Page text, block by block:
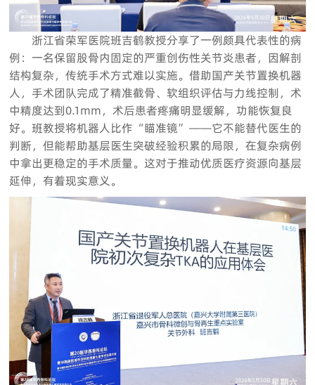
浙江省荣军医院班吉鹤教授分享了一例颇具代表性的病
例：一名保留股骨内固定的严重创伤性关节炎患者，因解剖
结构复杂，传统手术方式难以实施。借助国产关节置换机器
人，手术团队完成了精准截骨、软组织评估与力线控制，术
中精度达到0.1mm，术后患者疼痛明显缓解，功能恢复良
好。班教授将机器人比作“瞄准镜”——它不能替代医生的
判断，但能帮助基层医生突破经验积累的局限，在复杂病例
中拿出更稳定的手术质量。这对于推动优质医疗资源向基层
延伸，有着现实意义。